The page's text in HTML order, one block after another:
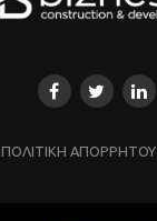
ΠΟΛΙΤΙΚΗ ΑΠΟΡΡΗΤΟΥ